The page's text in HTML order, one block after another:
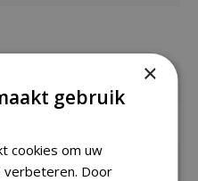
×
gebruik
cookies om uw
verbeteren. Door